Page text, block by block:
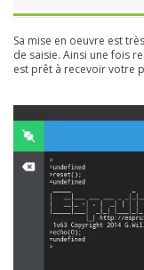
Sa mise en oeuvre est
de saisie. Ainsi une fois
est prêt à recevoir votre